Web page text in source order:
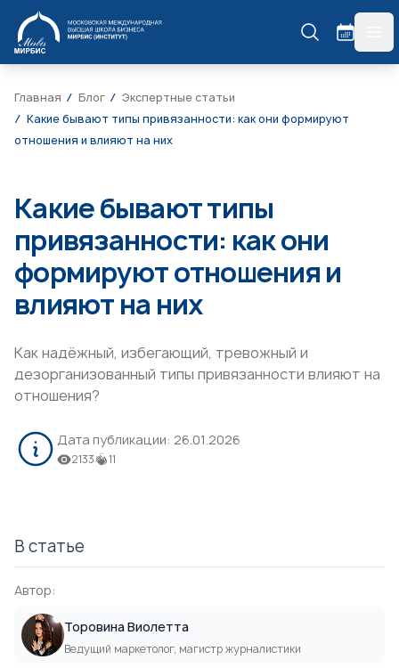
МИРБИС
Главная Блог
Экспертные статьи
Какие бывают типы привязанности: как они формируют
отношения и влияют на них
Какие бывают типы
привязанности: как они
формируют отношения и
влияют на них
Как надёжный, избегающий, тревожный и
дезорганизованный типы привязанности влияют на
отношения?
Дата публикации: 26.01.2026
2133 11
В статье
Автор:
Торовина Виолетта
Ведущий маркетолог, магистр журналистики